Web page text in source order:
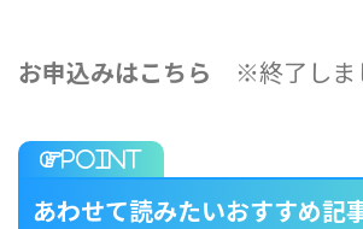
お申込みはこちら ※終了しま
あわせて読みたいおすすめ記